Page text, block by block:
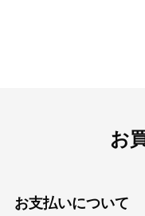
お
お支払いについて